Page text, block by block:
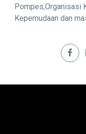
Pompes,Organisasi
Kepemudaan dan